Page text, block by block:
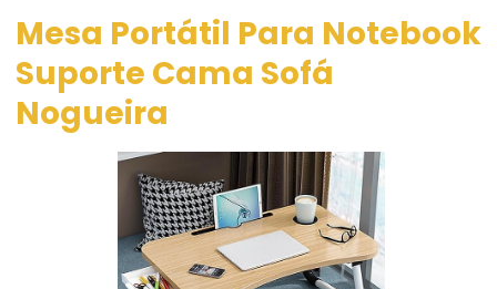
Mesa Portátil Para Notebook
Suporte Cama Sofá
Nogueira